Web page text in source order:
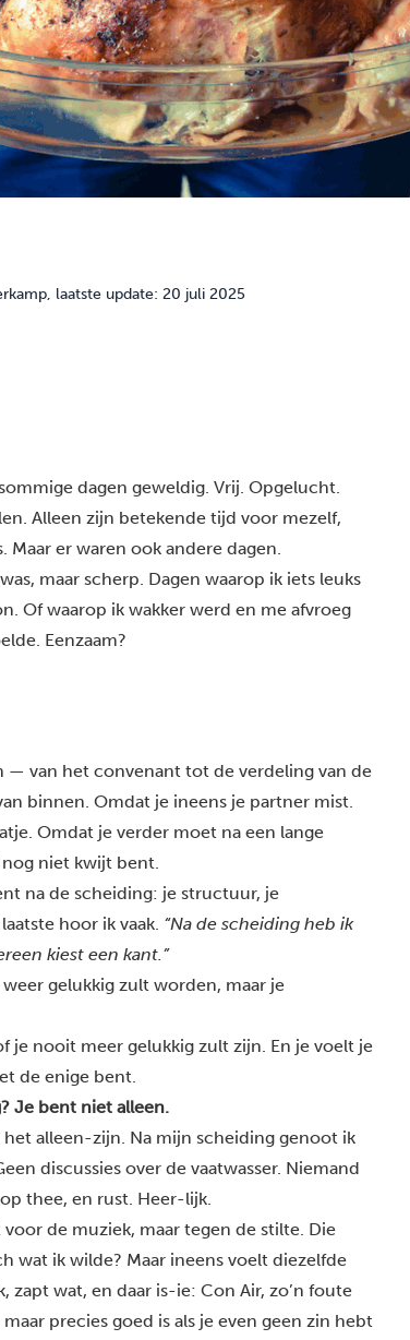
, laatste update: 20 juli 2025
dagen geweldig. Vrij. Opgelucht.
Alleen zijn betekende tijd voor mezelf,
Maar er waren ook andere dagen.
maar scherp. Dagen waarop ik iets leuks
Of waarop ik wakker werd en me afvroeg
Eenzaam?
— van het convenant tot de verdeling van de
binnen. Omdat je ineens je partner mist.
Omdat je verder moet na een lange
nog niet kwijt bent.
na de scheiding: je structuur, je
hoor ik vaak. “Na de scheiding heb ik
kiest een kant.”
gelukkig zult worden, maar je
je nooit meer gelukkig zult zijn. En je voelt je
de enige bent.
Je bent niet alleen.
alleen-zijn. Na mijn scheiding genoot ik
discussies over de vaatwasser. Niemand
thee, en rust. Heer-lijk.
de muziek, maar tegen de stilte. Die
wat ik wilde? Maar ineens voelt diezelfde
zapt wat, en daar is-ie: Con Air, zo’n foute
precies goed is als je even geen zin hebt